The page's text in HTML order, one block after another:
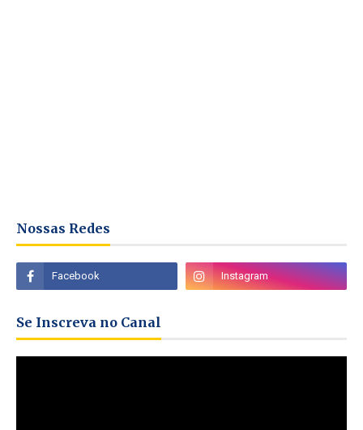
Nossas Redes
Se Inscreva no Canal